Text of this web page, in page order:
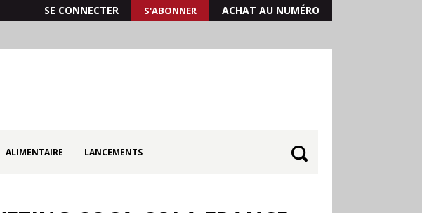
SE CONNECTER S'ABONNER ACHAT AU NUMÉRO
ALIMENTAIRE LANCEMENTS